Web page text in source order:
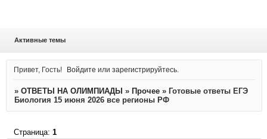
Активные темы
Привет, Гость! Войдите илизарегистрируйтесь
» ОТВЕТЫ НА ОЛИМПИАДЫ » Прочее » Готовые ответы ЕГЭ
Биология 15 июня 2026 все регионы РФ
Страница: 1